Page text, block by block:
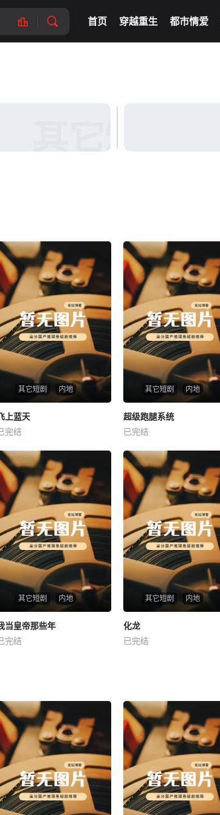
首页 穿越重生 都市情爱
其它短剧
其它短剧 内地
飞上蓝天
未知
上蓝天
完结
其它短剧 内地
超级跑腿系统
未知
超级跑腿系统
已完结
其它短剧 内地
我当皇帝那些年
当皇帝那些年
完结
其它短剧 内地
化龙
化龙
已完结